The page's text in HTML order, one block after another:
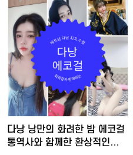
다낭 낭만의 화려한 밤 에코걸
통역사와 함께한 환상적인…